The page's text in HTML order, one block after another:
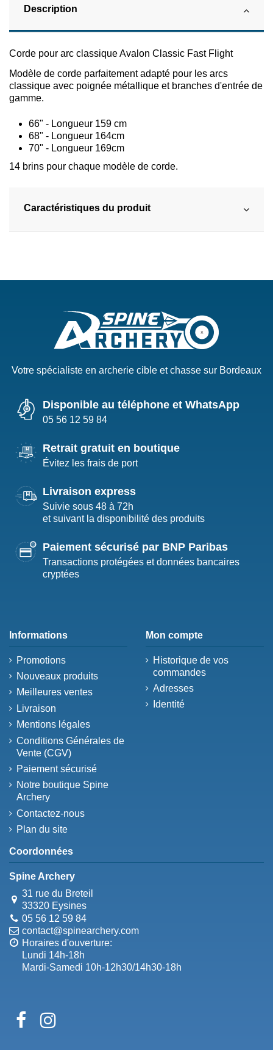
Description
Corde pour arc classique Avalon Classic Fast Flight
Modèle de corde parfaitement adapté pour les arcs
classique avec poignée métallique et branches d'entrée de
gamme.
66" - Longueur 159 cm
68" - Longueur 164cm
70" - Longueur 169cm
14 brins pour chaque modèle de corde.
Caractéristiques du produit
Votre spécialiste en archerie cible et chasse sur Bordeaux
Disponible au téléphone et WhatsApp
05 56 12 59 84
Retrait gratuit en boutique
Évitez les frais de port
Livraison express
Suivie sous 48 à 72h
et suivant la disponibilité des produits
Paiement sécurisé par BNP Paribas
Transactions protégées et données bancaires
cryptées
Informations
Promotions
Nouveaux produits
Meilleures ventes
Livraison
Mentions légales
Conditions Générales de
Vente (CGV)
Paiement sécurisé
Notre boutique Spine
Archery
Contactez-nous
Plan du site
Mon compte
Historique de vos
commandes
Adresses
Identité
Coordonnées
Spine Archery
31 rue du Breteil
33320 Eysines
05 56 12 59 84
contact@spinearchery.com
Horaires d'ouverture:
Lundi 14h-18h
Mardi-Samedi 10h-12h30/14h30-18h